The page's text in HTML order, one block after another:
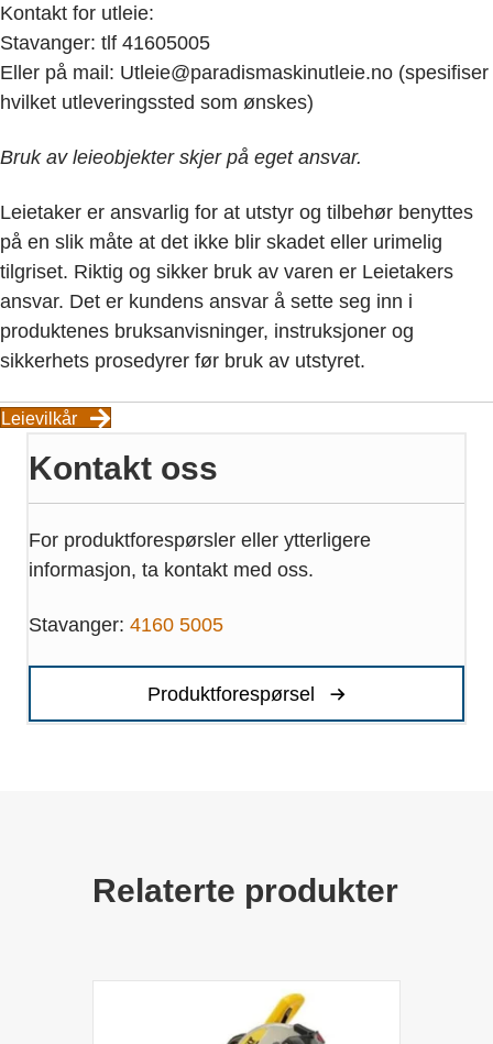
Kontakt for utleie:
Stavanger: tlf 41605005
Eller på mail: Utleie@paradismaskinutleie.no (spesifiser
hvilket utleveringssted som ønskes)
Bruk av leieobjekter skjer på eget ansvar.
Leietaker er ansvarlig for at utstyr og tilbehør benyttes
på en slik måte at det ikke blir skadet eller urimelig
tilgriset. Riktig og sikker bruk av varen er Leietakers
ansvar. Det er kundens ansvar å sette seg inn i
produktenes bruksanvisninger, instruksjoner og
sikkerhets prosedyrer før bruk av utstyret.
Leievilkår
Kontakt oss
For produktforespørsler eller ytterligere
informasjon, ta kontakt med oss.
Stavanger: 4160 5005
Produktforespørsel
Relaterte produkter